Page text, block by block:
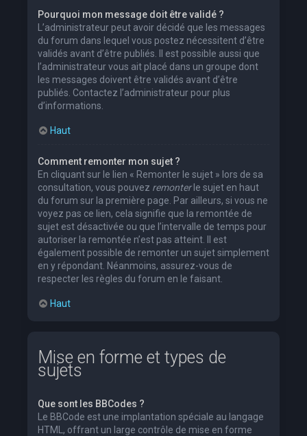
Pourquoi mon message doit être validé ?
L’administrateur peut avoir décidé que les messages
du forum dans lequel vous postez nécessitent d’être
validés avant d’être publiés. Il est possible aussi que
l’administrateur vous ait placé dans un groupe dont
les messages doivent être validés avant d’être
publiés. Contactez l’administrateur pour plus
d’informations.
Haut
Comment remonter mon sujet ?
En cliquant sur le lien « Remonter le sujet » lors de sa
consultation, vous pouvez remonterle sujet en haut
du forum sur la première page. Par ailleurs, si vous ne
voyez pas ce lien, cela signifie que la remontée de
sujet est désactivée ou que l’intervalle de temps pour
autoriser la remontée n’est pas atteint. Il est
également possible de remonter un sujet simplement
en y répondant. Néanmoins, assurez-vous de
respecter les règles du forum en le faisant.
Haut
Mise en forme et types de
sujets
Que sont les BBCodes ?
Le BBCode est une implantation spéciale au langage
HTML, offrant un large contrôle de mise en forme